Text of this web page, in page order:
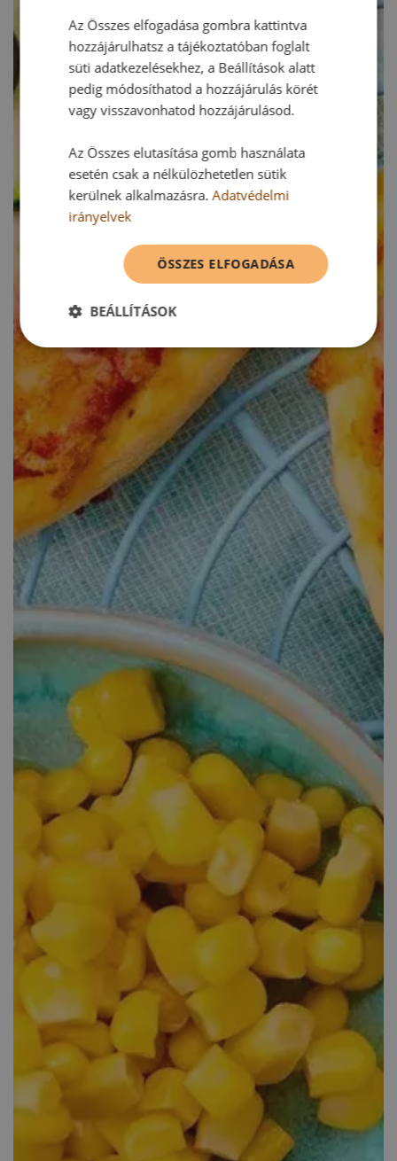
Az Összes elfogadása gombra kattintva
hozzájárulhatsz a tájékoztatóban foglalt
süti adatkezelésekhez, a Beállítások alatt
pedig módosíthatod a hozzájárulás körét
vagy visszavonhatod hozzájárulásod.
Az Összes elutasítása gomb használata
esetén csak a nélkülözhetetlen sütik
kerülnek alkalmazásra.Adatvédelmi
irányelvek
ÖSSZES ELFOGADÁSA
BEÁLLÍTÁSOK